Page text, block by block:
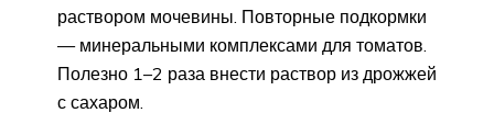
раствором мочевины. Повторные подкормки
— минеральными комплексами для томатов.
Полезно 1–2 раза внести раствор из дрожжей
с сахаром.